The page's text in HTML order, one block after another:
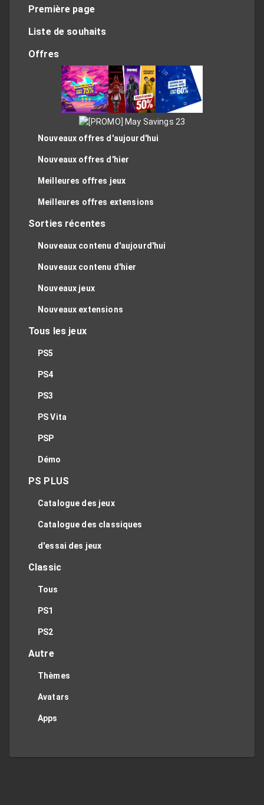
Première page
Liste de souhaits
Offres
Nouveaux offres d'aujourd'hui
Nouveaux offres d'hier
Meilleures offres jeux
Meilleures offres extensions
Sorties récentes
Nouveaux contenu d'aujourd'hui
Nouveaux contenu d'hier
Nouveaux jeux
Nouveaux extensions
Tous les jeux
PS5
PS4
PS3
PS Vita
PSP
Démo
PS PLUS
Catalogue des jeux
Catalogue des classiques
d'essai des jeux
Classic
Tous
PS1
PS2
Autre
Thèmes
Avatars
Apps